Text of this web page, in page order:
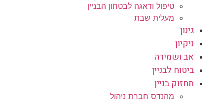
טיפול ודאגה לבטחון הבניין
מעלית שבת
גינון
ניקיון
אב ושמירה
ביטוח לבניין
תחזוק בניין
מהנדס חברת ניהול